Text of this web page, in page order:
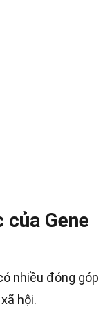
Gene
nhiều đóng góp
hội.